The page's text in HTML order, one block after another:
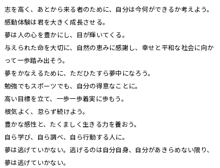
志を高く、あとから来る者のために、自分は今何ができるか考えよう。
感動体験は君を大きく成長させる。
夢は人の心を豊かにし、目が輝いてくる。
与えられた命を大切に、自然の恵みに感謝し、幸せと平和な社会に向か
って一歩踏み出そう。
夢をかなえるために、ただひたすら夢中になろう。
勉強でもスポーツでも、自分の得意なことに。
高い目標を立て、一歩一歩着実に歩もう。
根気よく、怠らず続けよう。
豊かな感性と、たくましく生きる力を養おう。
自ら学び、自ら調べ、自ら行動する人に。
夢は逃げていかない。逃げるのは自分自身、自分があきらめない限り、
夢は逃げていかない。